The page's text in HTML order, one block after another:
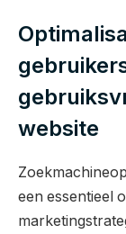
website
een essentieel